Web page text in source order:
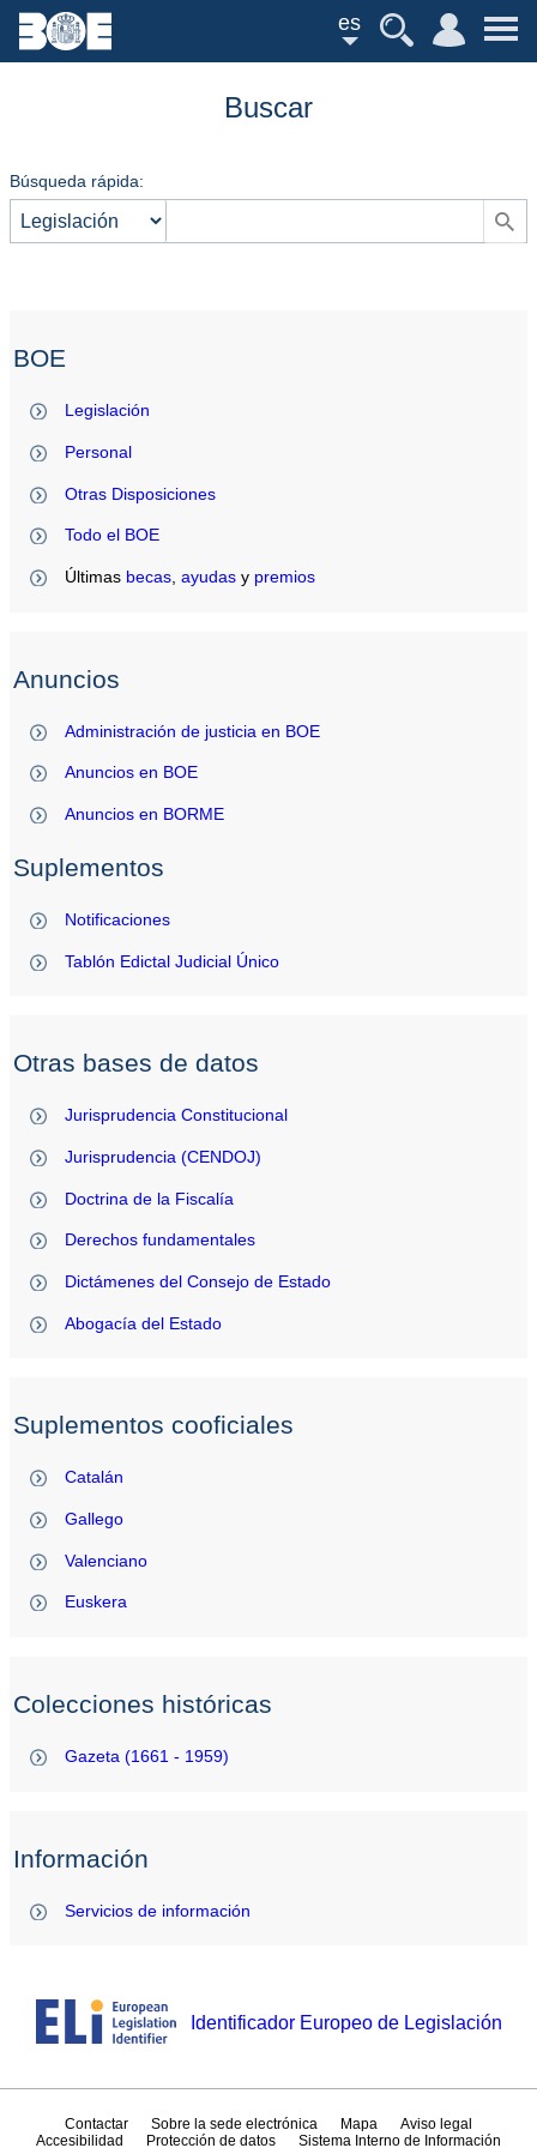
es
Buscar
Búsqueda rápida:
BOE
Legislación
Personal
Otras Disposiciones
Todo el BOE
Últimas becas ,ayudas y premios
Anuncios
Administración de justicia en BOE
Anuncios en BOE
Anuncios en BORME
Suplementos
Notificaciones
Tablón Edictal Judicial Único
Otras bases de datos
Jurisprudencia Constitucional
Jurisprudencia (CENDOJ)
Doctrina de la Fiscalía
Derechos fundamentales
Dictámenes del Consejo de Estado
Abogacía del Estado
Suplementos cooficiales
Catalán
Gallego
Valenciano
Euskera
Colecciones históricas
Gazeta (1661 - 1959)
Información
Servicios de información
Identificador Europeo de Legislación
Contactar Sobre la sede electrónica Mapa
Aviso legal
Accesibilidad
Protección de datos Sistema Interno de Información